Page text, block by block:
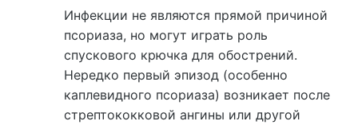
Инфекции не являются прямой причиной
псориаза, но могут играть роль
спускового крючка для обострений.
Нередко первый эпизод (особенно
каплевидного псориаза) возникает после
стрептококковой ангины или другой